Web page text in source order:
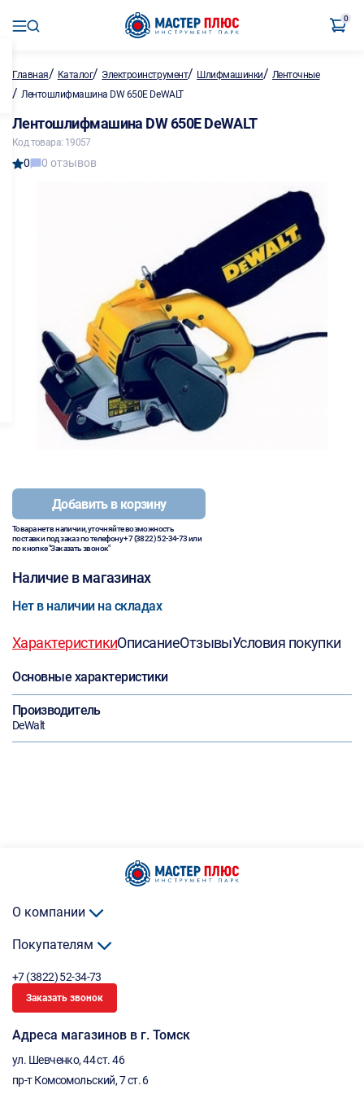
0
Главная/ Каталог/ Электроинструмент/ Шлифмашинки/ Ленточные
/ Лентошлифмашина DW 650E DeWALT
Лентошлифмашина DW 650E DeWALT
Код товара: 19057
0 0 отзывов
Добавить в корзину
Товара нет в наличии, уточняйте возможность
поставки под заказ по телефону+7 (3822) 52-34-73или
по кнопке "Заказать звонок"
Наличие в магазинах
Нет в наличии на складах
ХарактеристикиОписаниеОтзывыУсловия покупки
Основные характеристики
Производитель
DeWalt
О компании
Покупателям
+7 (3822) 52-34-73
Заказать звонок
Адреса магазинов в г. Томск
ул. Шевченко, 44 ст. 46
пр-т Комсомольский, 7 ст. 6